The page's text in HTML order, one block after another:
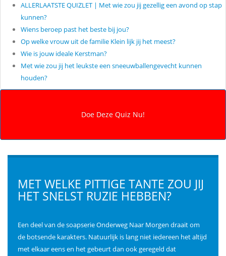
ALLERLAATSTE QUIZLET | Met wie zou jij gezellig een avond op stap
kunnen?
Wiens beroep past het beste bij jou?
Op welke vrouw uit de familie Klein lijk jij het meest?
Wie is jouw ideale Kerstman?
Met wie zou jij het leukste een sneeuwballengevecht kunnen
houden?
MET WELKE PITTIGE TANTE ZOU JIJ
HET SNELST RUZIE HEBBEN?
Een deel van de soapserie Onderweg Naar Morgen draait om
de botsende karakters. Natuurlijk is lang niet iedereen het altijd
met elkaar eens en het gebeurt dan ook geregeld dat